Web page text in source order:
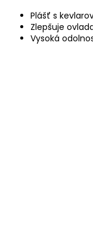
Plášť s
Zlepšuje
Vysoká